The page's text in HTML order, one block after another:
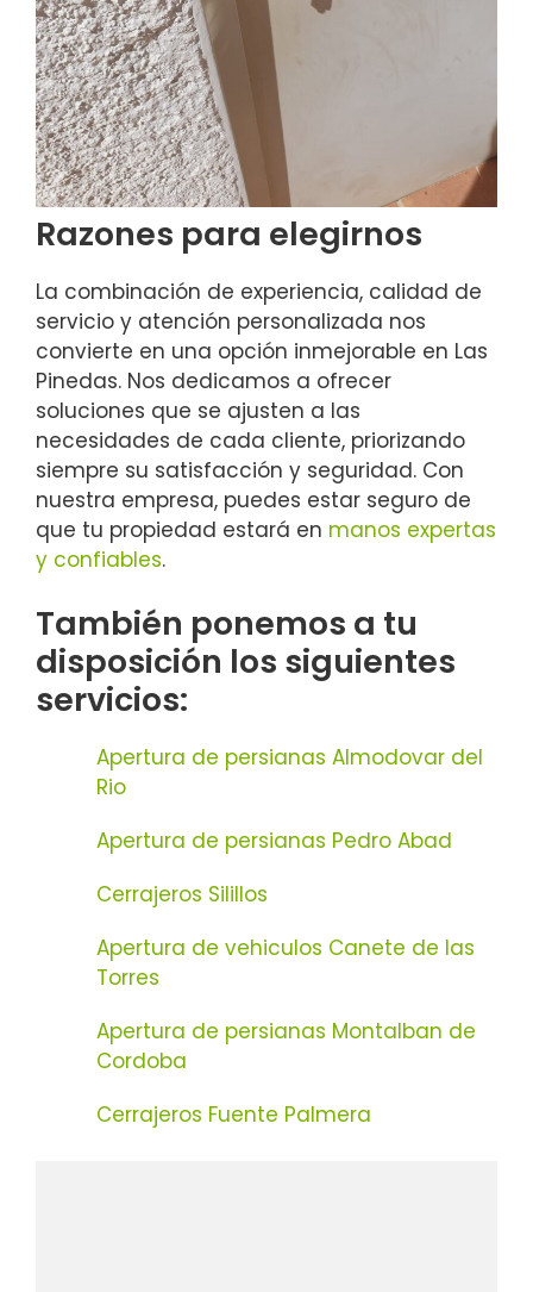
Razones para elegirnos
La combinación de experiencia, calidad de
servicio y atención personalizada nos
convierte en una opción inmejorable en Las
Pinedas. Nos dedicamos a ofrecer
soluciones que se ajusten a las
necesidades de cada cliente, priorizando
siempre su satisfacción y seguridad. Con
nuestra empresa, puedes estar seguro de
que tu propiedad estará en manos expertas
y confiables.
También ponemos a tu
disposición los siguientes
servicios:
Apertura de persianas Almodovar del
Rio
Apertura de persianas Pedro Abad
Cerrajeros Silillos
Apertura de vehiculos Canete de las
Torres
Apertura de persianas Montalban de
Cordoba
Cerrajeros Fuente Palmera